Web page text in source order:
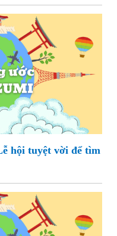
hội tuyệt vời để tìm